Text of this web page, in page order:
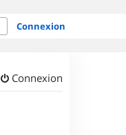
Connexion
Connexion